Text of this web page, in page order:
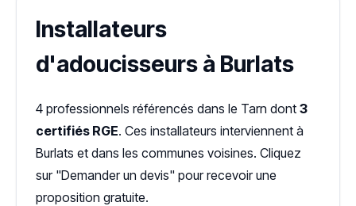
Installateurs
d'adoucisseurs à Burlats
4 professionnels référencés dans le Tarn dont 3
certifiés RGE. Ces installateurs interviennent à
Burlats et dans les communes voisines. Cliquez
sur "Demander un devis" pour recevoir une
proposition gratuite.